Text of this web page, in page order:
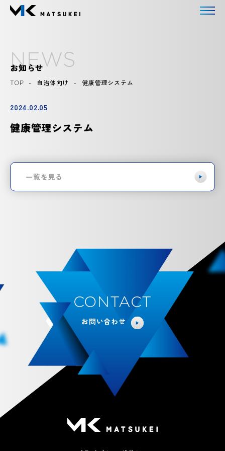
NEWS
お知らせ
TOP - 自治体向け - 健康管理システム
2024.02.05
健康管理システム
一覧を見る
CONTACT
お問い合わせ